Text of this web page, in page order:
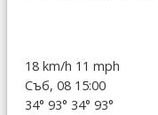
18 km/h 11 mph
Съб, 08 15:00
34° 93° 34° 93°